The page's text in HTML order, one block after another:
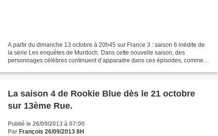
A partir du dimanche 13 octobre à 20h45 sur France 3 : saison 6 inédite de
la série Les enquêtes de Murdoch. Dans cette nouvelle saison, des
personnages célèbres continuent d’apparaitre dans ces épisodes, comme
La saison 4 de Rookie Blue dès le 21 octobre
sur 13ème Rue.
Publié le 26/09/2013 à 07:00
Par François 26/09/2013 8H